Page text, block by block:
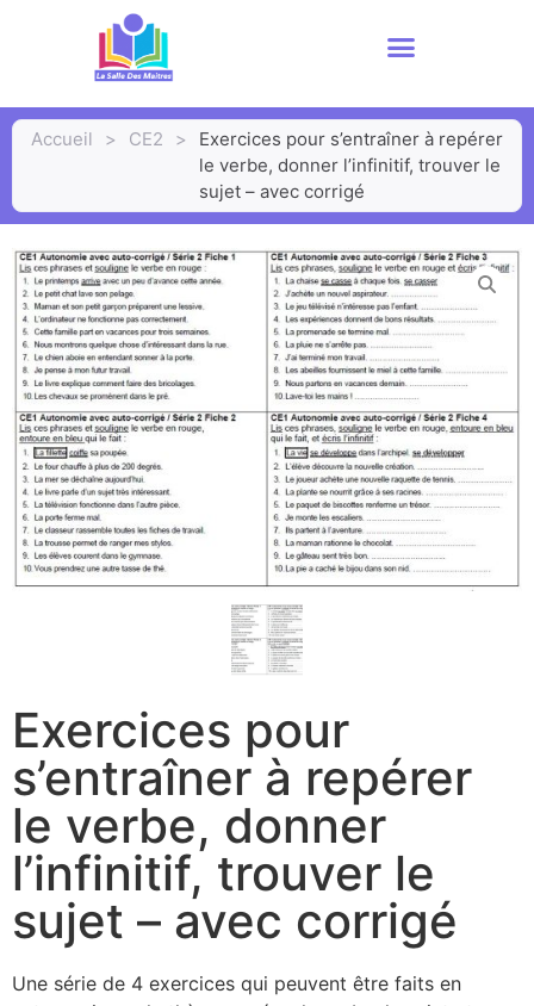
Accueil > CE2 >
Exercices pour s’entraîner à repérer
le verbe, donner l’infinitif, trouver le
sujet – avec corrigé
Exercices pour
s’entraîner à repérer
le verbe, donner
l’infinitif, trouver le
sujet – avec corrigé
Une série de 4 exercices qui peuvent être faits en